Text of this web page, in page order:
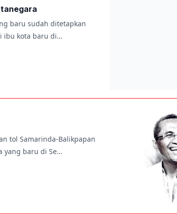
baru sudah ditetapkan
ibu kota baru di…
tol Samarinda-Balikpapan
yang baru di Se…